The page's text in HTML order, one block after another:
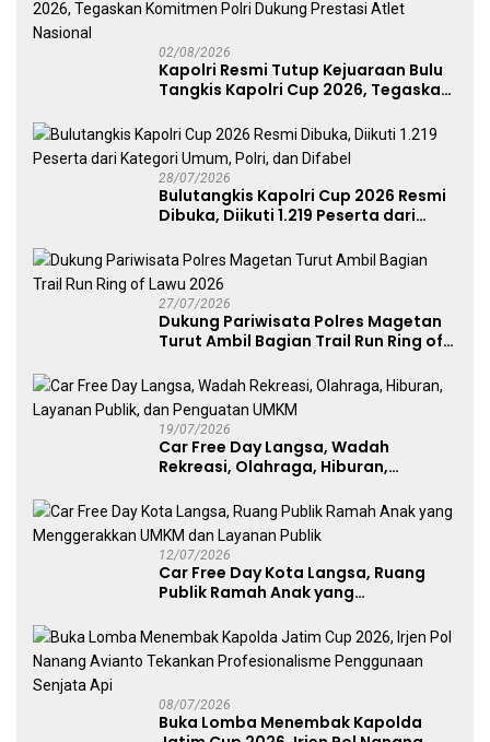
02/08/2026
Kapolri Resmi Tutup Kejuaraan Bulu
Tangkis Kapolri Cup 2026, Tegaskan
Atlet Nasional
28/07/2026
Bulutangkis Kapolri Cup 2026 Resmi
Dibuka, Diikuti 1.219 Peserta dari
27/07/2026
Dukung Pariwisata Polres Magetan
Turut Ambil Bagian Trail Run Ring of
19/07/2026
Car Free Day Langsa, Wadah
Rekreasi, Olahraga, Hiburan,
UMKM
12/07/2026
Car Free Day Kota Langsa, Ruang
Publik Ramah Anak yang
Publik
08/07/2026
Buka Lomba Menembak Kapolda